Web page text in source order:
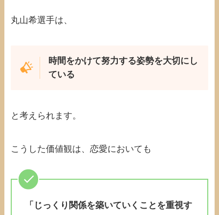
丸山希選手は、
時間をかけて努力する姿勢を大切にし
ている
と考えられます。
こうした価値観は、恋愛においても
「じっくり関係を築いていくことを重視す